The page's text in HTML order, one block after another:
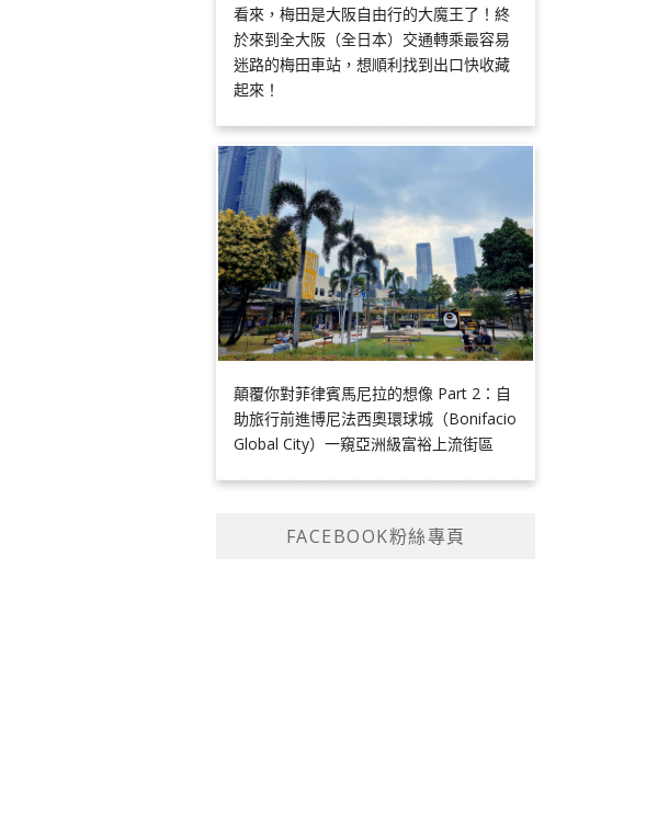
看來，梅田是大阪自由行的大魔王了！終
於來到全大阪（全日本）交通轉乘最容易
迷路的梅田車站，想順利找到出口快收藏
起來！
顛覆你對菲律賓馬尼拉的想像 Part 2：自
助旅行前進博尼法西奧環球城（Bonifacio
Global City）一窺亞洲級富裕上流街區
FACEBOOK粉絲專頁